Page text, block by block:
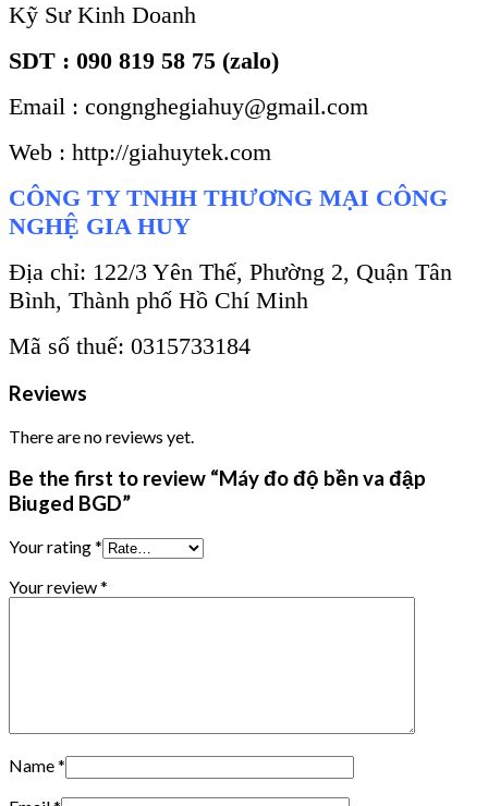
Kỹ Sư Kinh Doanh
SDT : 090 819 58 75 (zalo)
Email : congnghegiahuy@gmail.com
Web : http://giahuytek.com
CÔNG TY TNHH THƯƠNG MẠI CÔNG
NGHỆ GIA HUY
Địa chỉ: 122/3 Yên Thế, Phường 2, Quận Tân
Bình, Thành phố Hồ Chí Minh
Mã số thuế: 0315733184
Reviews
There are no reviews yet.
Be the first to review “Máy đo độ bền va đập
Biuged BGD”
Your rating*
Your review*
Name*